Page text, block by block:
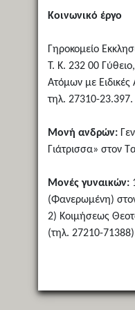
Κοινωνικό έργο
Γηροκομείο
Τ. Κ. 232 00
Ατόμων με Ειδικές
τηλ. 27310-23.397.
Μονή ανδρών:
Γιάτρισσα» στον
Μονές γυναικών:
(Φανερωμένη)
2) Κοιμήσεως
(τηλ. 27210-